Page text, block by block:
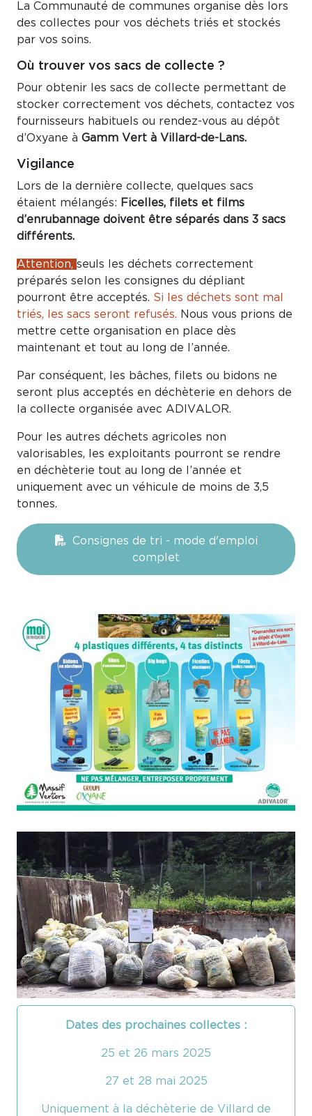
La Communauté de communes organise dès lors
des collectes pour vos déchets triés et stockés
par vos soins.
Où trouver vos sacs de collecte ?
Pour obtenir les sacs de collecte permettant de
stocker correctement vos déchets, contactez vos
fournisseurs habituels ou rendez-vous au dépôt
d’Oxyane à Gamm Vert à Villard-de-Lans.
Vigilance
Lors de la dernière collecte, quelques sacs
étaient mélangés: Ficelles, filets et films
d’enrubannage doivent être séparés dans 3 sacs
différents.
Attention, seuls les déchets correctement
préparés selon les consignes du dépliant
pourront être acceptés. Si les déchets sont mal
triés, les sacs seront refusés. Nous vous prions de
mettre cette organisation en place dès
maintenant et tout au long de l’année.
Par conséquent, les bâches, filets ou bidons ne
seront plus acceptés en déchèterie en dehors de
la collecte organisée avec ADIVALOR.
Pour les autres déchets agricoles non
valorisables, les exploitants pourront se rendre
en déchèterie tout au long de l’année et
uniquement avec un véhicule de moins de 3,5
tonnes.
Consignes de tri - mode d'emploi
complet
Dates des prochaines collectes :
25 et 26 mars 2025
27 et 28 mai 2025
Uniquement à la déchèterie de Villard de